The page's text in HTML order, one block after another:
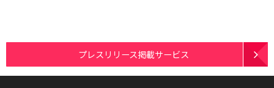
プレスリリース掲載サービス